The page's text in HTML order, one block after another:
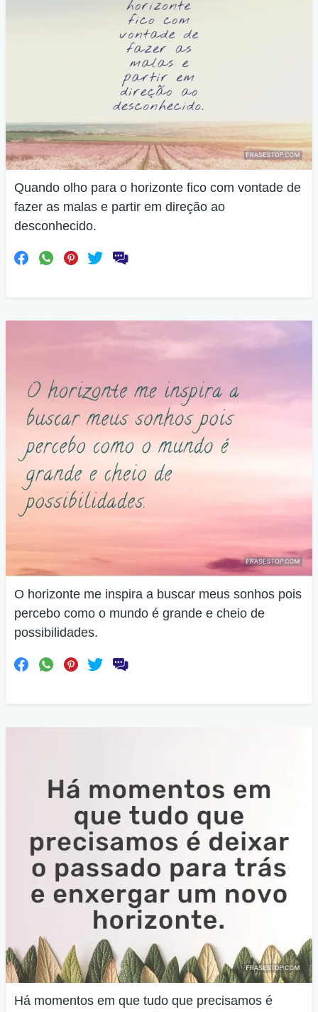
Quando olho para o horizonte fico com vontade de
fazer as malas e partir em direção ao
desconhecido.
O horizonte me inspira a buscar meus sonhos pois
percebo como o mundo é grande e cheio de
possibilidades.
Há momentos em que tudo que precisamos é